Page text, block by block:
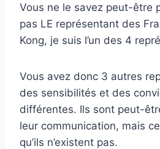
Vous ne le savez peut-être
pas LE représentant des
Kong, je suis l’un des 4
Vous avez donc 3 autres
des sensibilités et des
différentes. Ils sont peut-
leur communication, mais
qu’ils n’existent pas.